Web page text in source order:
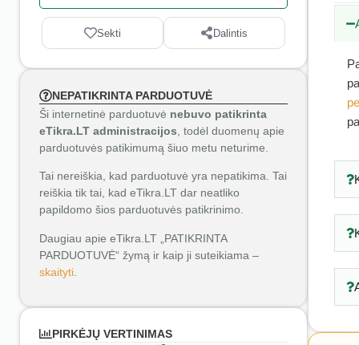
Sekti Dalintis
NEPATIKRINTA PARDUOTUVĖ
Ši internetinė parduotuvė nebuvo patikrinta
eTikra.LT administracijos , todėl duomenų apie
parduotuvės patikimumą šiuo metu neturime.
Tai nereiškia, kad parduotuvė yra nepatikima. Tai
reiškia tik tai, kad eTikra.LT dar neatliko
papildomo šios parduotuvės patikrinimo.
Daugiau apie eTikra.LT „PATIKRINTA
PARDUOTUVĖ“ žymą ir kaip ji suteikiama –
skaityti
PIRKĖJŲ VERTINIMAS